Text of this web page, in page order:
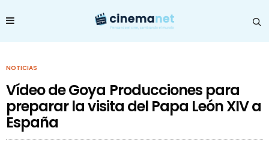
NOTICIAS
Vídeo de Goya Producciones para
preparar la visita del Papa León XIV a
España